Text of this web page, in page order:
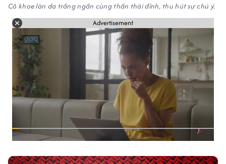
Cô khoe làn da trắng ngần cùng thần thái đỉnh, thu hút sự chú ý.
Advertisement